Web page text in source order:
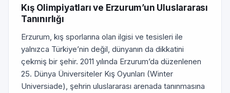
Kış Olimpiyatları ve Erzurum’un Uluslararası
Tanınırlığı
Erzurum, kış sporlarına olan ilgisi ve tesisleri ile
yalnızca Türkiye’nin değil, dünyanın da dikkatini
çekmiş bir şehir. 2011 yılında Erzurum’da düzenlenen
25. Dünya Üniversiteler Kış Oyunları (Winter
Universiade), şehrin uluslararası arenada tanınmasına